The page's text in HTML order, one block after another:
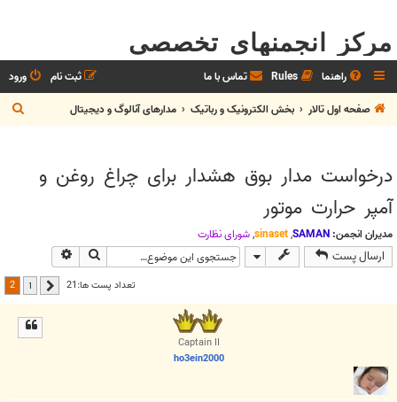
مرکز انجمنهای تخصصی
راهنما Rules تماس با ما ورود
ثبت نام
صفحه اول تالار
بخش الکترونيک و رباتیک مدارهای آنالوگ و دیجیتال
س
درخواست مدار بوق هشدار برای چراغ روغن و
آمپر حرارت موتور
مدیران انجمن: SAMAN
,
sinaset
,شوراي نظارت
ارسال پست جستجو
تعداد پست ها:21 قبلی 1
2
Captain II
ho3ein2000